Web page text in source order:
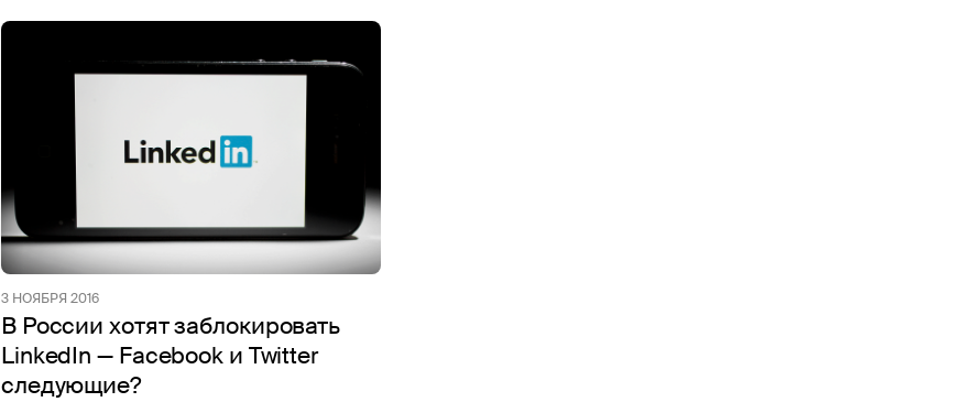
3 НОЯБРЯ 2016
В России хотят заблокировать
LinkedIn — Facebook и Twitter
следующие?